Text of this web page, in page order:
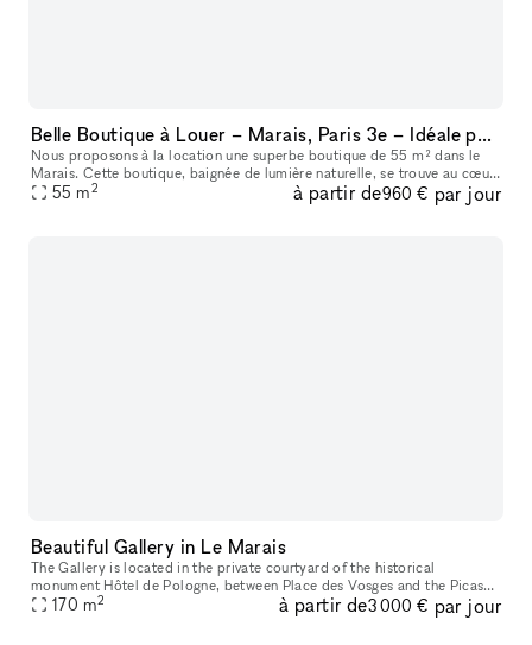
Belle Boutique à Louer – Marais, Paris 3e – Idéale pour Pop-Up Stores et Événements
Nous proposons à la location une superbe boutique de 55 m² dans le
Marais. Cette boutique, baignée de lumière naturelle, se trouve au cœur
du Marais, un quartier très prisé et dynamique. Idéale pou
55 m2 à partir de960 € par jour
Beautiful Gallery in Le Marais
The Gallery is located in the private courtyard of the historical
monument Hôtel de Pologne, between Place des Vosges and the Picasso
Museum. Facing the Perrotin Gallery within Hotel Vefour, the 170m
170 m2 à partir de3 000 € par jour